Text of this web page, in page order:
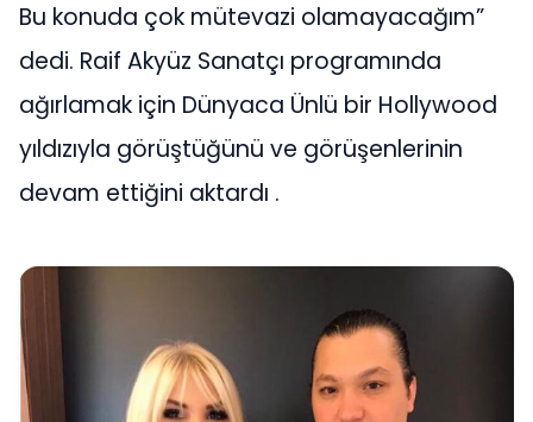
Bu konuda çok mütevazi olamayacağım”
dedi. Raif Akyüz Sanatçı programında
ağırlamak için Dünyaca Ünlü bir Hollywood
yıldızıyla görüştüğünü ve görüşenlerinin
devam ettiğini aktardı .